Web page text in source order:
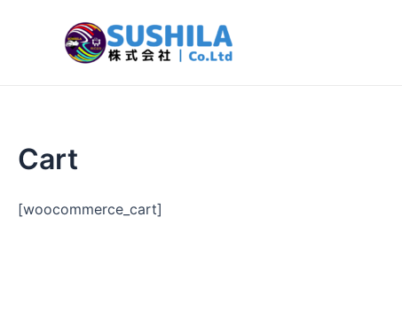
Cart
[woocommerce_cart]